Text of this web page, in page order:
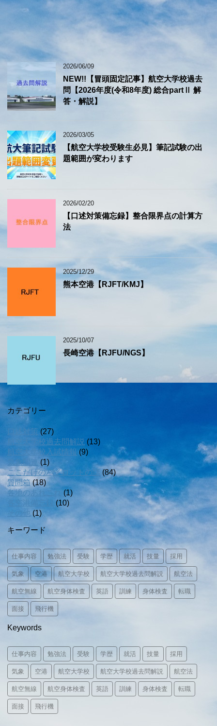
2026/06/09
NEW!!【冒頭固定記事】航空大学校過去
問【2026年度(令和8年度) 総合partⅡ 解
答・解説】
2026/03/05
【航空大学校受験生必見】筆記試験の出
題範囲が変わります
2026/02/20
【口述対策備忘録】整合限界点の計算方
法
2025/12/29
熊本空港【RJFT/KMJ】
2025/10/07
長崎空港【RJFU/NGS】
カテゴリー
口述対策(27)
航空大学校過去問解説 (13)
航空大学校入試情報 (9)
気象関連
(1)
ここだけのパイロットの話
(84)
質問箱(18)
各地のあれこれ
(1)
各空港備忘録
(10)
その他 (1)
キーワード
仕事内容 勉強法 受験 学歴 就活 技量 採用
気象 空港 航空大学校 航空大学校過去問解説 航空法
航空無線 航空身体検査 英語 訓練 身体検査 転職
面接 飛行機
Keywords
仕事内容 勉強法 受験 学歴 就活 技量 採用
気象 空港 航空大学校 航空大学校過去問解説 航空法
航空無線 航空身体検査 英語 訓練 身体検査 転職
面接 飛行機